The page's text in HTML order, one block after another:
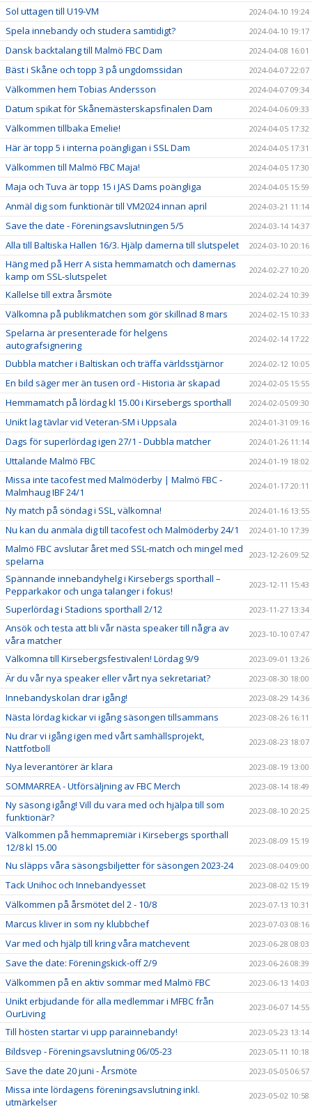
Sol uttagen till U19-VM 2024-04-10 19:24
Spela innebandy och studera samtidigt? 2024-04-10 19:17
Dansk backtalang till Malmö FBC Dam 2024-04-08 16:01
Bäst i Skåne och topp 3 på ungdomssidan 2024-04-07 22:07
Välkommen hem Tobias Andersson 2024-04-07 09:34
Datum spikat för Skånemästerskapsfinalen Dam 2024-04-06 09:33
Välkommen tillbaka Emelie! 2024-04-05 17:32
Här är topp 5 i interna poängligan i SSL Dam 2024-04-05 17:31
Välkommen till Malmö FBC Maja! 2024-04-05 17:30
Maja och Tuva är topp 15 i JAS Dams poängliga 2024-04-05 15:59
Anmäl dig som funktionär till VM2024 innan april 2024-03-21 11:14
Save the date - Föreningsavslutningen 5/5 2024-03-14 14:37
Alla till Baltiska Hallen 16/3. Hjälp damerna till slutspelet 2024-03-10 20:16
Häng med på Herr A sista hemmamatch och damernas
kamp om SSL-slutspelet
2024-02-27 10:20
Kallelse till extra årsmöte 2024-02-24 10:39
Välkomna på publikmatchen som gör skillnad 8 mars 2024-02-15 10:33
Spelarna är presenterade för helgens
autografsignering
2024-02-14 17:22
Dubbla matcher i Baltiskan och träffa världsstjärnor 2024-02-12 10:05
En bild säger mer än tusen ord - Historia är skapad 2024-02-05 15:55
Hemmamatch på lördag kl 15.00 i Kirsebergs sporthall 2024-02-05 09:30
Unikt lag tävlar vid Veteran-SM i Uppsala 2024-01-31 09:16
Dags för superlördag igen 27/1 - Dubbla matcher 2024-01-26 11:14
Uttalande Malmö FBC 2024-01-19 18:02
Missa inte tacofest med Malmöderby | Malmö FBC -
Malmhaug IBF 24/1
2024-01-17 20:11
Ny match på söndag i SSL, välkomna! 2024-01-16 13:55
Nu kan du anmäla dig till tacofest och Malmöderby 24/1 2024-01-10 17:39
Malmö FBC avslutar året med SSL-match och mingel med
spelarna
2023-12-26 09:52
Spännande innebandyhelg i Kirsebergs sporthall –
Pepparkakor och unga talanger i fokus!
2023-12-11 15:43
Superlördag i Stadions sporthall 2/12 2023-11-27 13:34
Ansök och testa att bli vår nästa speaker till några av
våra matcher
2023-10-10 07:47
Välkomna till Kirsebergsfestivalen! Lördag 9/9 2023-09-01 13:26
Är du vår nya speaker eller vårt nya sekretariat? 2023-08-30 18:00
Innebandyskolan drar igång! 2023-08-29 14:36
Nästa lördag kickar vi igång säsongen tillsammans 2023-08-26 16:11
Nu drar vi igång igen med vårt samhällsprojekt,
Nattfotboll
2023-08-23 18:07
Nya leverantörer är klara 2023-08-19 13:00
SOMMARREA - Utförsäljning av FBC Merch 2023-08-14 18:49
Ny säsong igång! Vill du vara med och hjälpa till som
funktionär?
2023-08-10 20:25
Välkommen på hemmapremiär i Kirsebergs sporthall
12/8 kl 15.00
2023-08-09 15:19
Nu släpps våra säsongsbiljetter för säsongen 2023-24 2023-08-04 09:00
Tack Unihoc och Innebandyesset 2023-08-02 15:19
Välkommen på årsmötet del 2 - 10/8 2023-07-13 10:31
Marcus kliver in som ny klubbchef 2023-07-03 08:16
Var med och hjälp till kring våra matchevent 2023-06-28 08:03
Save the date: Föreningskick-off 2/9 2023-06-26 08:39
Välkommen på en aktiv sommar med Malmö FBC 2023-06-13 14:03
Unikt erbjudande för alla medlemmar i MFBC från
OurLiving
2023-06-07 14:55
Till hösten startar vi upp parainnebandy! 2023-05-23 13:14
Bildsvep - Föreningsavslutning 06/05-23 2023-05-11 10:18
Save the date 20 juni - Årsmöte 2023-05-05 06:57
Missa inte lördagens föreningsavslutning inkl.
utmärkelser
2023-05-02 10:58